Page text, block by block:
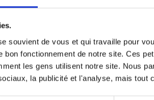
souvient de vous et qui travaille pour
bon fonctionnement de notre site. Ces
les gens utilisent notre site. Nous
la publicité et l'analyse, mais tout
VOUS AIMEREZ